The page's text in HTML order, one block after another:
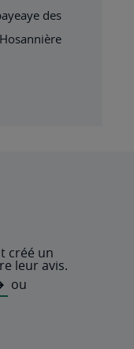
des
créé un
leur avis.
ou